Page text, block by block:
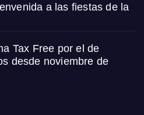
a las fiestas de la
Tax Free por el de
desde noviembre de